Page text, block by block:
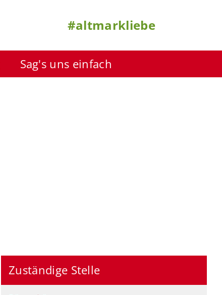
#altmarkliebe
Sag's uns einfach
Zuständige Stelle